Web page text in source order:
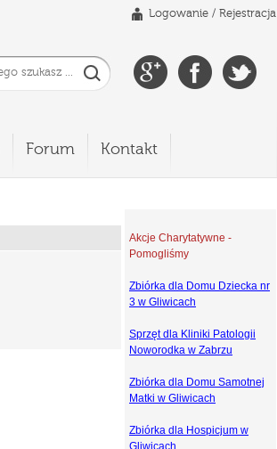
Logowanie / Rejestracja
Forum Kontakt
Akcje Charytatywne -
Pomogliśmy
Zbiórka dla Domu Dziecka nr
3 w Gliwicach
Sprzęt dla Kliniki Patologii
Noworodka w Zabrzu
Zbiórka dla Domu Samotnej
Matki w Gliwicach
Zbiórka dla Hospicjum w
Gliwicach